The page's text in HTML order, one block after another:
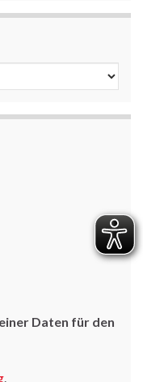
Daten für den
.